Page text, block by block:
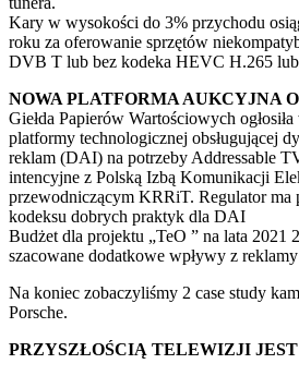
Kary w wysokości do 3% przychodu
roku za oferowanie sprzętów
DVB T lub bez kodeka HEVC H.265
NOWA PLATFORMA AUKCYJNA
Giełda Papierów Wartościowych
platformy technologicznej obsługującej
reklam (DAI) na potrzeby Addressable
intencyjne z Polską Izbą Komunikacji
przewodniczącym KRRiT. Regulator ma
kodeksu dobrych praktyk dla DAI
Budżet dla projektu „TeO ” na lata 2021
szacowane dodatkowe wpływy z
Na koniec zobaczyliśmy 2 case study
Porsche.
PRZYSZŁOŚCIĄ TELEWIZJI